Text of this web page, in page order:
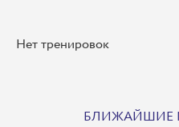
Нет тренировок
БЛИЖАЙШИЕ